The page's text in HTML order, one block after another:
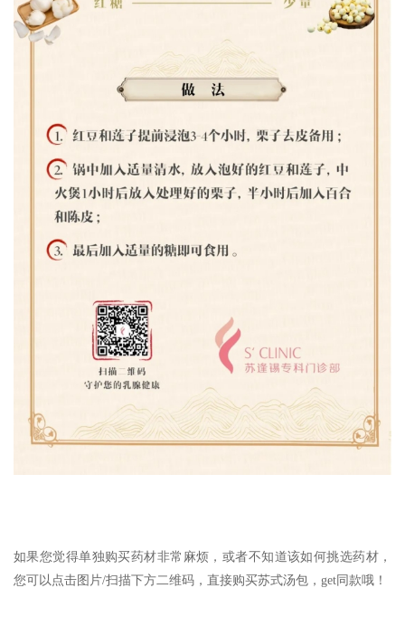
如果您觉得单独购买药材非常麻烦，或者不知道该如何挑选药材，
您可以点击图片/扫描下方二维码，直接购买苏式汤包，get同款哦！